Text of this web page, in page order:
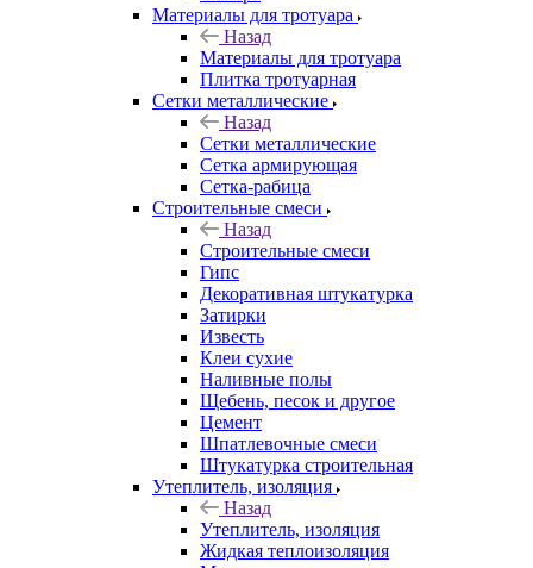
Материалы для тротуара
Назад
Материалы для тротуара
Плитка тротуарная
Сетки металлические
Назад
Сетки металлические
Сетка армирующая
Сетка-рабица
Строительные смеси
Назад
Строительные смеси
Гипс
Декоративная штукатурка
Затирки
Известь
Клеи сухие
Наливные полы
Щебень, песок и другое
Цемент
Шпатлевочные смеси
Штукатурка строительная
Утеплитель, изоляция
Назад
Утеплитель, изоляция
Жидкая теплоизоляция